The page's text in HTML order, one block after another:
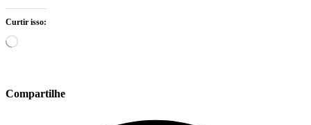
Curtir isso:
Compartilhe